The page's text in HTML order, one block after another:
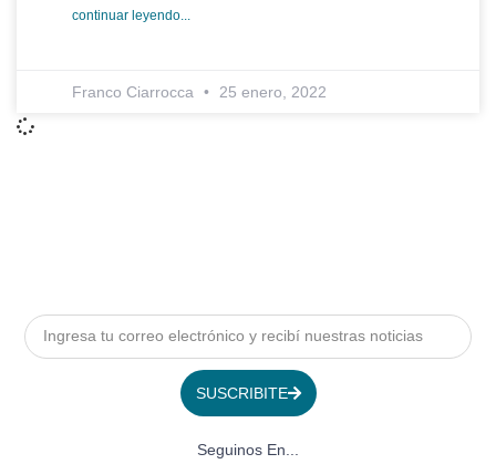
continuar leyendo...
Franco Ciarrocca 25 enero, 2022
SUSCRIBITE
Seguinos En...